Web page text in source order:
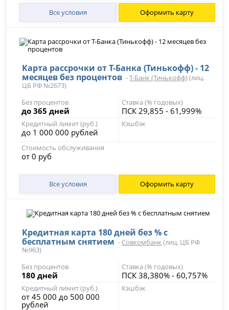
Все условия Оформить карту
Карта рассрочки от Т-Банка (Тинькофф) - 12
месяцев без процентов -Т-Банк (Тинькофф)(лиц.
ЦБ РФ №2673)
Без процентов
до 365 дней
Ставка (% годовых)
ПСК 29,855 - 61,999%
Кредитный лимит (руб.)
до 1 000 000 рублей
Кэшбэк
Стоимость обслуживания
от 0 руб
Все условия Оформить карту
Кредитная карта 180 дней без % с
бесплатным снятием - Совкомбанк (лиц. ЦБ РФ
№963)
Без процентов
180 дней
Ставка (% годовых)
ПСК 38,380% - 60,757%
Кредитный лимит (руб.)
от 45 000 до 500 000
рублей
Кэшбэк